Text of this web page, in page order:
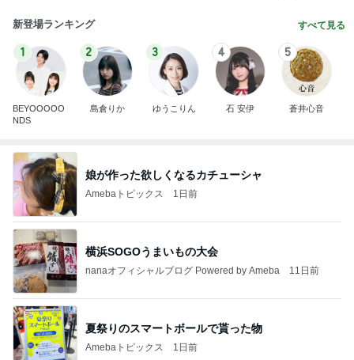
新登場ランキング すべて見る
1
BEYOOOOO
NDS
2
島倉りか
3
ゆうこりん
4
石 安伊
5
蒼井心音
娘が作った欲しくなるカチューシャ
Amebaトピックス 1日前
横浜SOGOうまいもの大会
nanaオフィシャルブログ Powered by Ameba 11日前
夏祭りのスマートボールで貰った物
Amebaトピックス 1日前